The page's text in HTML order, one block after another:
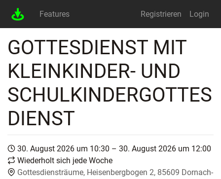
Features Registrieren Login
GOTTESDIENST MIT
KLEINKINDER- UND
SCHULKINDERGOTTES
DIENST
30. August 2026 um 10:30 – 30. August 2026 um 12:00
Wiederholt sich jede Woche
Gottesdiensträume, Heisenbergbogen 2, 85609 Dornach-